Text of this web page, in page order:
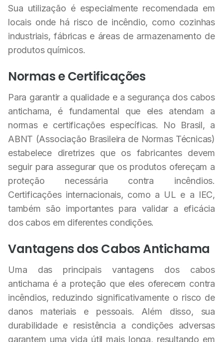
Sua utilização é especialmente recomendada em
locais onde há risco de incêndio, como cozinhas
industriais, fábricas e áreas de armazenamento de
produtos químicos.
Normas e Certificações
Para garantir a qualidade e a segurança dos cabos
antichama, é fundamental que eles atendam a
normas e certificações específicas. No Brasil, a
ABNT (Associação Brasileira de Normas Técnicas)
estabelece diretrizes que os fabricantes devem
seguir para assegurar que os produtos ofereçam a
proteção necessária contra incêndios.
Certificações internacionais, como a UL e a IEC,
também são importantes para validar a eficácia
dos cabos em diferentes condições.
Vantagens dos Cabos Antichama
Uma das principais vantagens dos cabos
antichama é a proteção que eles oferecem contra
incêndios, reduzindo significativamente o risco de
danos materiais e pessoais. Além disso, sua
durabilidade e resistência a condições adversas
garantem uma vida útil mais longa, resultando em